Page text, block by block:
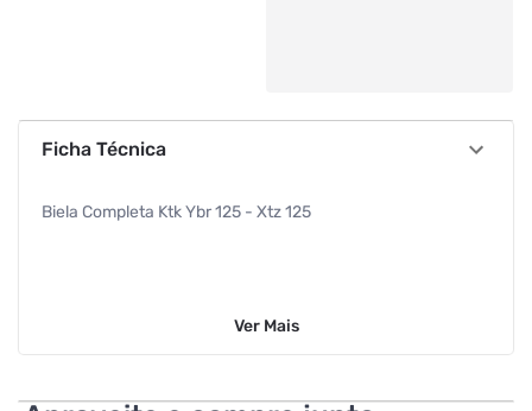
Ficha Técnica
Biela Completa Ktk Ybr 125 - Xtz 125
Ver Mais